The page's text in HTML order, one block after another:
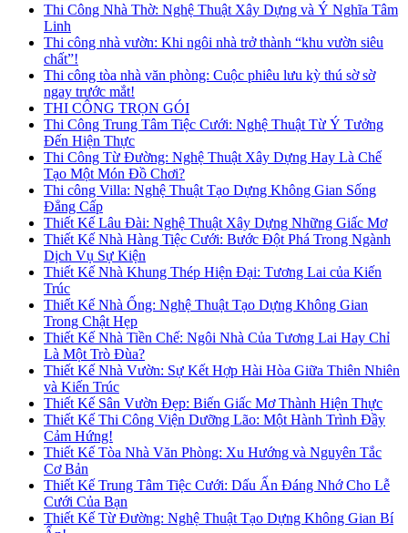
Thi Công Nhà Thờ: Nghệ Thuật Xây Dựng và Ý Nghĩa Tâm
Linh
Thi công nhà vườn: Khi ngôi nhà trở thành “khu vườn siêu
chất”!
Thi công tòa nhà văn phòng: Cuộc phiêu lưu kỳ thú sờ sờ
ngay trước mắt!
THI CÔNG TRỌN GÓI
Thi Công Trung Tâm Tiệc Cưới: Nghệ Thuật Từ Ý Tưởng
Đến Hiện Thực
Thi Công Từ Đường: Nghệ Thuật Xây Dựng Hay Là Chế
Tạo Một Món Đồ Chơi?
Thi công Villa: Nghệ Thuật Tạo Dựng Không Gian Sống
Đẳng Cấp
Thiết Kế Lâu Đài: Nghệ Thuật Xây Dựng Những Giấc Mơ
Thiết Kế Nhà Hàng Tiệc Cưới: Bước Đột Phá Trong Ngành
Dịch Vụ Sự Kiện
Thiết Kế Nhà Khung Thép Hiện Đại: Tương Lai của Kiến
Trúc
Thiết Kế Nhà Ống: Nghệ Thuật Tạo Dựng Không Gian
Trong Chật Hẹp
Thiết Kế Nhà Tiền Chế: Ngôi Nhà Của Tương Lai Hay Chỉ
Là Một Trò Đùa?
Thiết Kế Nhà Vườn: Sự Kết Hợp Hài Hòa Giữa Thiên Nhiên
và Kiến Trúc
Thiết Kế Sân Vườn Đẹp: Biến Giấc Mơ Thành Hiện Thực
Thiết Kế Thi Công Viện Dưỡng Lão: Một Hành Trình Đầy
Cảm Hứng!
Thiết Kế Tòa Nhà Văn Phòng: Xu Hướng và Nguyên Tắc
Cơ Bản
Thiết Kế Trung Tâm Tiệc Cưới: Dấu Ấn Đáng Nhớ Cho Lễ
Cưới Của Bạn
Thiết Kế Từ Đường: Nghệ Thuật Tạo Dựng Không Gian Bí